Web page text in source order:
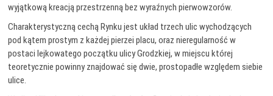
wyjątkową kreacją przestrzenną bez wyraźnych pierwowzorów.
Charakterystyczną cechą Rynku jest układ trzech ulic wychodzących
pod kątem prostym z każdej pierzei placu, oraz nieregularność w
postaci lejkowatego początku ulicy Grodzkiej, w miejscu której
teoretycznie powinny znajdować się dwie, prostopadłe względem siebie
ulice.